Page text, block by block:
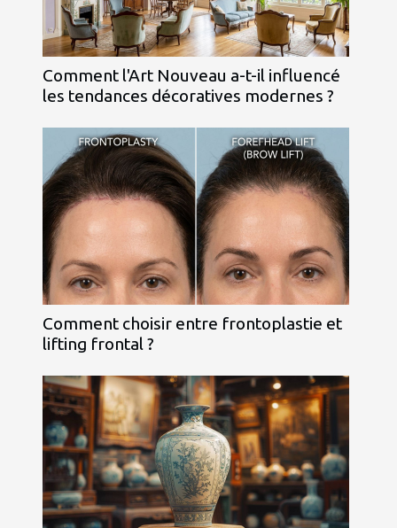
Comment l'Art Nouveau a-t-il influencé
les tendances décoratives modernes ?
Comment choisir entre frontoplastie et
lifting frontal ?